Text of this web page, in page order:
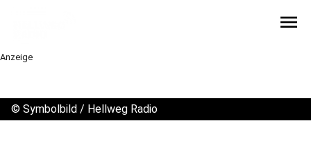
menu
Anzeige
© Symbolbild / Hellweg Radio